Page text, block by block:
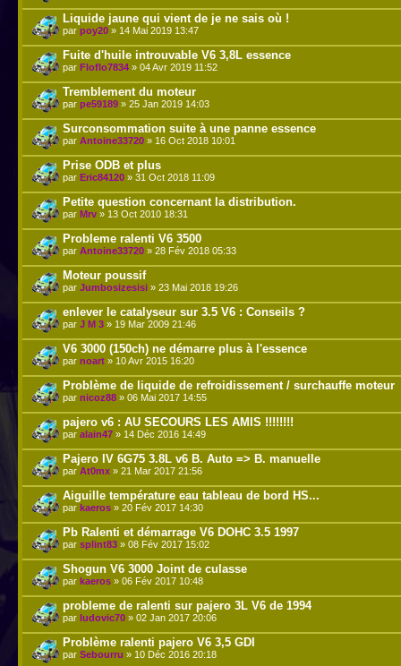
Liquide jaune qui vient de je ne sais où !
par poy20 » 14 Mai 2019 13:47
Fuite d'huile introuvable V6 3,8L essence
par Floflo7834 » 04 Avr 2019 11:52
Tremblement du moteur
par pe59189 » 25 Jan 2019 14:03
Surconsommation suite à une panne essence
par Antoine33720 » 16 Oct 2018 10:01
Prise ODB et plus
par Eric84120 » 31 Oct 2018 11:09
Petite question concernant la distribution.
par Mrv » 13 Oct 2010 18:31
Probleme ralenti V6 3500
par Antoine33720 » 28 Fév 2018 05:33
Moteur poussif
par Jumbosizesisi » 23 Mai 2018 19:26
enlever le catalyseur sur 3.5 V6 : Conseils ?
par J M 3 » 19 Mar 2009 21:46
V6 3000 (150ch) ne démarre plus à l'essence
par noart » 10 Avr 2015 16:20
Problème de liquide de refroidissement / surchauffe moteur
par nicoz88 » 06 Mai 2017 14:55
pajero v6 : AU SECOURS LES AMIS !!!!!!!!
par alain47 » 14 Déc 2016 14:49
Pajero IV 6G75 3.8L v6 B. Auto => B. manuelle
par At0mx » 21 Mar 2017 21:56
Aiguille température eau tableau de bord HS...
par kaeros » 20 Fév 2017 14:30
Pb Ralenti et démarrage V6 DOHC 3.5 1997
par splint83 » 08 Fév 2017 15:02
Shogun V6 3000 Joint de culasse
par kaeros » 06 Fév 2017 10:48
probleme de ralenti sur pajero 3L V6 de 1994
par ludovic70 » 02 Jan 2017 20:06
Problème ralenti pajero V6 3,5 GDI
par Sebourru » 10 Déc 2016 20:18